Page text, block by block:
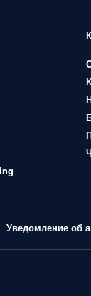
Уведомление об